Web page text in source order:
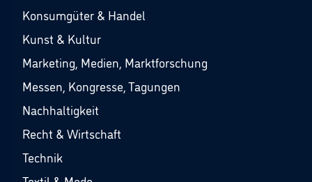
Konsumgüter & Handel
Kunst & Kultur
Marketing, Medien, Marktforschung
Messen, Kongresse, Tagungen
Nachhaltigkeit
Recht & Wirtschaft
Technik